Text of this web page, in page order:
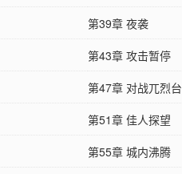
第39章 夜袭
第43章 攻击暂停
第47章 对战兀烈台
第51章 佳人探望
第55章 城内沸腾